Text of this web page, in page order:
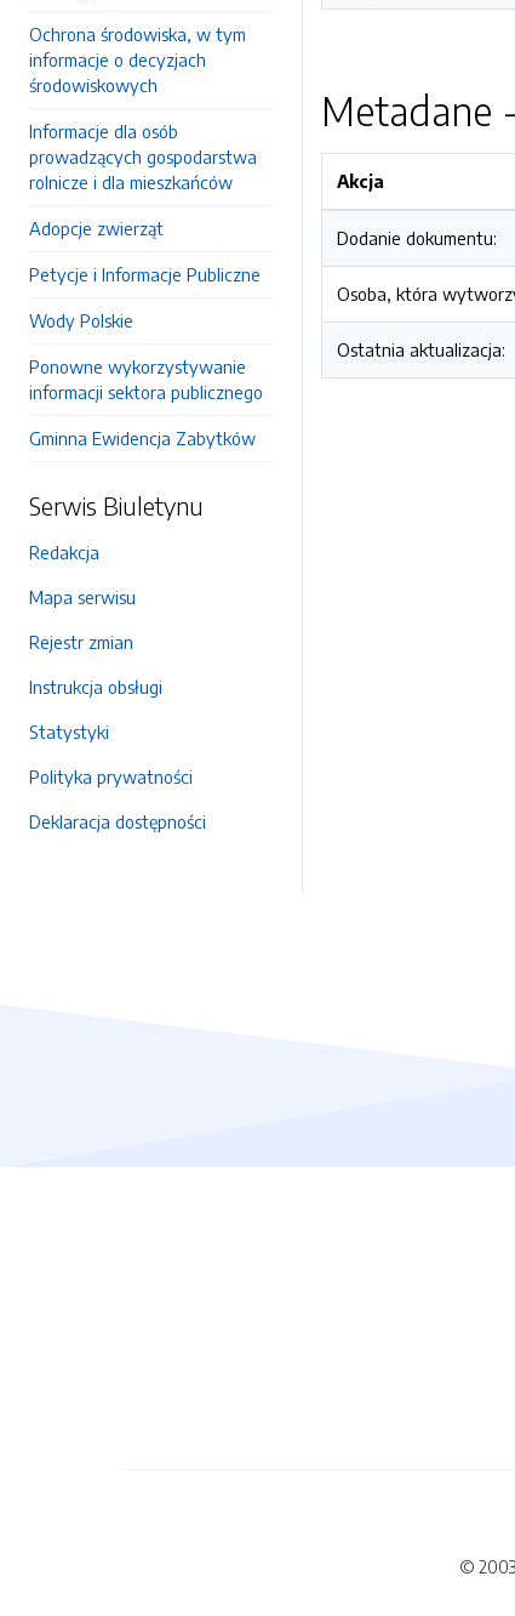
Ochrona środowiska, w tym
informacje o decyzjach
środowiskowych
Informacje dla osób
prowadzących gospodarstwa
rolnicze i dla mieszkańców
Adopcje zwierząt
Petycje i Informacje Publiczne
Wody Polskie
Ponowne wykorzystywanie
informacji sektora publicznego
Gminna Ewidencja Zabytków
Serwis Biuletynu
Redakcja
Mapa serwisu
Rejestr zmian
Instrukcja obsługi
Statystyki
Polityka prywatności
Deklaracja dostępności
Metadane
Akcja
Dodanie dokumentu:
Osoba, która
Ostatnia aktualizacja:
©